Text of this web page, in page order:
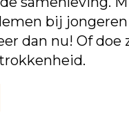
bij
dan nu! Of